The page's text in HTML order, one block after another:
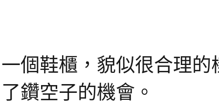
一個鞋櫃，貌似很合理
了鑽空子的機會。